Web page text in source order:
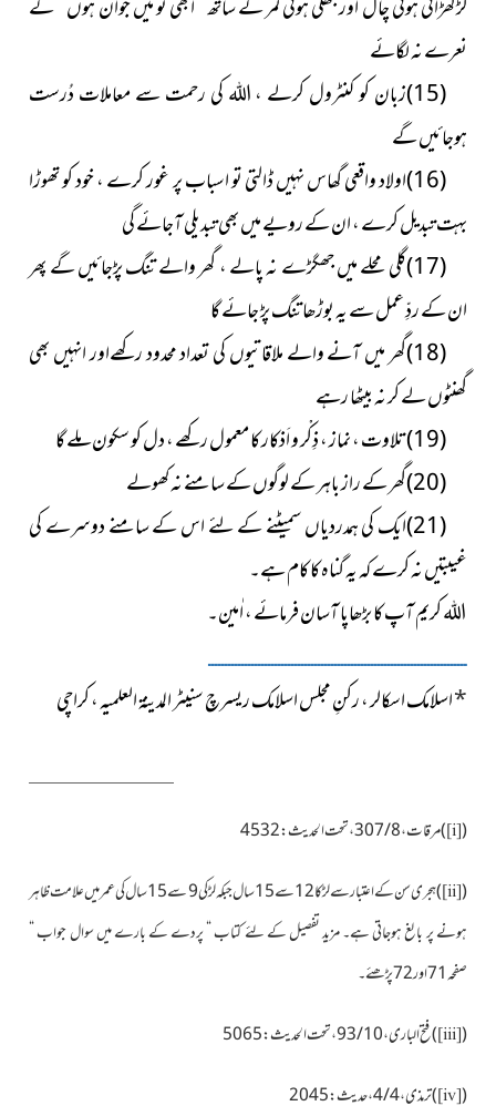
لڑکھڑاتی ہوئی چال اور جھکی ہوئی کمر کے ساتھ “ ابھی تو میں جوان ہوں “ کے
نعرے نہ لگائے
(15)زبان کو کنٹرول کرلے ، اللہ کی رحمت سے معاملات دُرست
ہوجائیں گے
(16)اولاد واقعی گھاس نہیں ڈالتی تو اسباب پر غور کرے ، خود کو تھوڑا
بہت تبدیل کرے ، ان کے رویے میں بھی تبدیلی آجائے گی
(17)گلی محلے میں جھگڑے نہ پالے ، گھر والے تنگ پڑجائیں گے پھر
ان کے ردِّ عمل سے یہ بوڑھا تنگ پڑ جائے گا
(18)گھر میں آنے والے ملاقاتیوں کی تعداد محدود رکھےاور انہیں بھی
گھنٹوں لے کر نہ بیٹھا رہے
(19)تلاوت ، نماز ، ذِکْر و اَذکار کا معمول رکھے ، دل کو سکون ملے گا
(20)گھر کے راز باہر کے لوگوں کے سامنے نہ کھولے
(21)ایک کی ہمدردیاں سمیٹنے کے لئے اس کے سامنے دوسرے کی
غیبتیں نہ کرے کہ یہ گناہ کا کام ہے۔
اللہ کریم آپ کا بڑھاپا آسان فرمائے ، اٰمین۔
ــــــــــــــــــــــــــــــــــــــــــــــــــــــــــــــــــــــــــــــ
*اسلامک اسکالر ، رکنِ مجلس اسلامک ریسرچ سنیٹر المدینۃ العلمیہ ، کراچی
(
[i]
)مرقات ، 8 / 307 ، تحت الحدیث : 4532
(
[ii])ہجری سن کےاعتبارسے
لڑکا 12 سے 15 سال جبکہ لڑکی 9 سے 15 سال کی عمر میں علامت ظاہر
ہونےپر بالغ ہوجاتی ہے۔ مزید تفصیل کے لئے کتاب “ پردے کے بارے میں سوال جواب “
صفحہ71اور72 پڑھئے۔
(
[iii]
)فتح الباری ، 10 / 93 ، تحت الحدیث : 5065
(
[iv]
)ترمذی ، 4 / 4 ، حدیث : 2045